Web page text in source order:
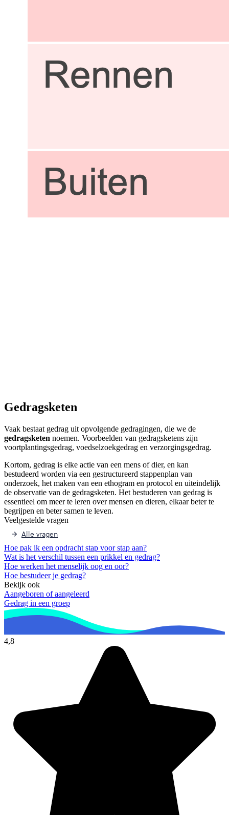
Gedragsketen
Vaak bestaat gedrag uit opvolgende gedragingen, die we de
gedragsketen noemen. Voorbeelden van gedragsketens zijn
voortplantingsgedrag, voedselzoekgedrag en verzorgingsgedrag.
Kortom, gedrag is elke actie van een mens of dier, en kan
bestudeerd worden via een gestructureerd stappenplan van
onderzoek, het maken van een ethogram en protocol en uiteindelijk
de observatie van de gedragsketen. Het bestuderen van gedrag is
essentieel om meer te leren over mensen en dieren, elkaar beter te
begrijpen en beter samen te leven.
Veelgestelde vragen
Alle vragen
Hoe pak ik een opdracht stap voor stap aan?
Wat is het verschil tussen een prikkel en gedrag?
Hoe werken het menselijk oog en oor?
Hoe bestudeer je gedrag?
Bekijk ook
Aangeboren of aangeleerd
Gedrag in een groep
4,8